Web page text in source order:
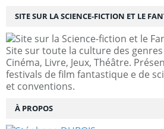
SITE SUR LA SCIENCE-FICTION ET LE
Site sur toute la culture des
Cinéma, Livre, Jeux, Théâtre.
festivals de film fantastique e de
et conventions.
À PROPOS